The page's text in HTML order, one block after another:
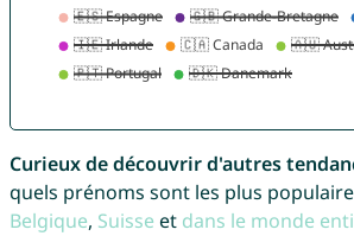
Curieux de découvrir d'autres
quels prénoms sont les plus
Belgique, Suisse et dans le monde